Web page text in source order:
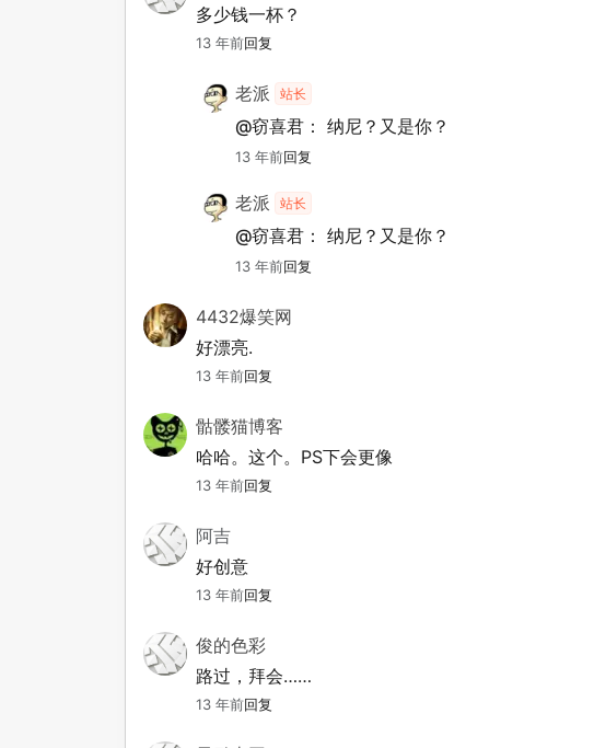
多少钱一杯？
13 年前回复
老派 站长
@窃喜君： 纳尼？又是你？
13 年前回复
老派 站长
@窃喜君： 纳尼？又是你？
13 年前回复
4432爆笑网
好漂亮.
13 年前回复
骷髅猫博客
哈哈。这个。PS下会更像
13 年前回复
阿吉
好创意
13 年前回复
俊的色彩
路过，拜会……
13 年前回复